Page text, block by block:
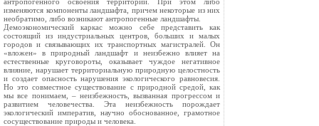
изменяются компоненты ландшафта, причем некоторые из них
необратимо, либо возникают антропогенные ландшафты.
Демоэкономический каркас можно себе представить как
состоящий из индустриальных центров, больших и малых
городов и связывающих их транспортных магистралей. Он
«вложен» в природный ландшафт и неизбежно влияет на
естественные круговороты, оказывает чуждое негативное
влияние, нарушает территориальную природную целостность
и создает опасность нарушения экологического равновесия.
Но это совместное существование с природной средой, как
мы все понимаем, – неизбежность, вызванная прогрессом и
развитием человечества. Эта неизбежность порождает
экологический императив, научно обоснованное, грамотное
сосуществование природы и человека.